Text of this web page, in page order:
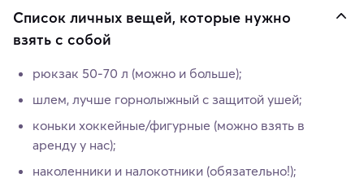
Список личных вещей, которые нужно
взять с собой
рюкзак 50-70 л (можно и больше);
шлем, лучше горнолыжный с защитой ушей;
коньки хоккейные/фигурные (можно взять в
аренду у нас);
наколенники и налокотники (обязательно!);